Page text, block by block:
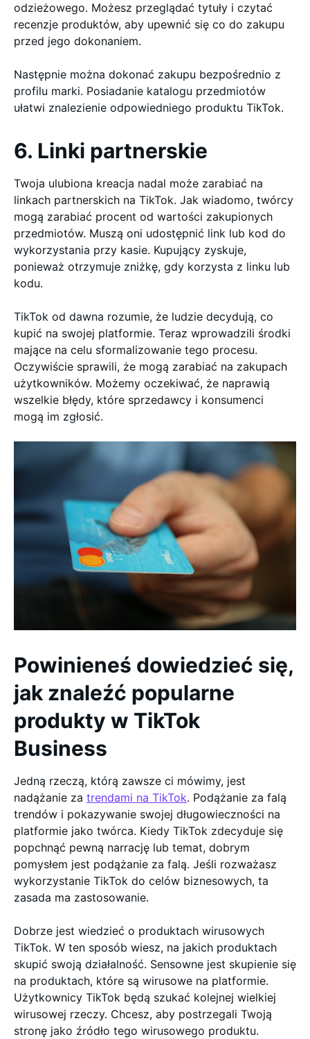
odzieżowego. Możesz przeglądać tytuły i czytać
recenzje produktów, aby upewnić się co do zakupu
przed jego dokonaniem.
Następnie można dokonać zakupu bezpośrednio z
profilu marki. Posiadanie katalogu przedmiotów
ułatwi znalezienie odpowiedniego produktu TikTok.
6. Linki partnerskie
Twoja ulubiona kreacja nadal może zarabiać na
linkach partnerskich na TikTok. Jak wiadomo, twórcy
mogą zarabiać procent od wartości zakupionych
przedmiotów. Muszą oni udostępnić link lub kod do
wykorzystania przy kasie. Kupujący zyskuje,
ponieważ otrzymuje zniżkę, gdy korzysta z linku lub
kodu.
TikTok od dawna rozumie, że ludzie decydują, co
kupić na swojej platformie. Teraz wprowadzili środki
mające na celu sformalizowanie tego procesu.
Oczywiście sprawili, że mogą zarabiać na zakupach
użytkowników. Możemy oczekiwać, że naprawią
wszelkie błędy, które sprzedawcy i konsumenci
mogą im zgłosić.
Powinieneś dowiedzieć się,
jak znaleźć popularne
produkty w TikTok
Business
Jedną rzeczą, którą zawsze ci mówimy, jest
nadążanie za trendami na TikTok. Podążanie za falą
trendów i pokazywanie swojej długowieczności na
platformie jako twórca. Kiedy TikTok zdecyduje się
popchnąć pewną narrację lub temat, dobrym
pomysłem jest podążanie za falą. Jeśli rozważasz
wykorzystanie TikTok do celów biznesowych, ta
zasada ma zastosowanie.
Dobrze jest wiedzieć o produktach wirusowych
TikTok. W ten sposób wiesz, na jakich produktach
skupić swoją działalność. Sensowne jest skupienie się
na produktach, które są wirusowe na platformie.
Użytkownicy TikTok będą szukać kolejnej wielkiej
wirusowej rzeczy. Chcesz, aby postrzegali Twoją
stronę jako źródło tego wirusowego produktu.